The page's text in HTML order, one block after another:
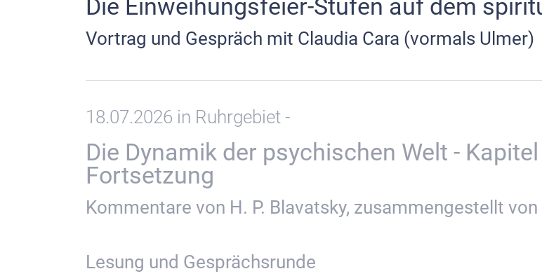
Die Einweihungsfeier-Stufen auf dem
Vortrag und Gespräch mit Claudia Cara (vormals Ulmer)
18.07.2026 in Ruhrgebiet -
Die Dynamik der psychischen Welt -
Fortsetzung
Kommentare von H. P. Blavatsky, zusammengestellt
Lesung und Gesprächsrunde